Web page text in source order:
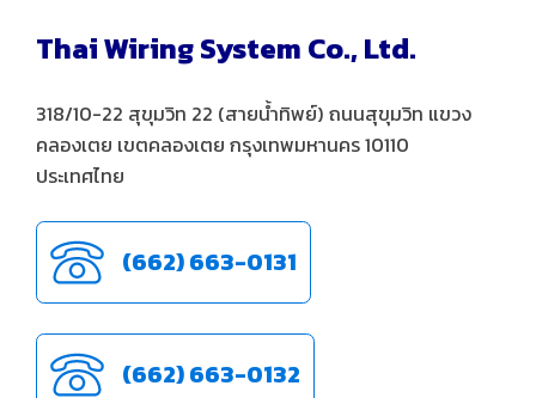
Thai Wiring System Co., Ltd.
318/10-22 สุขุมวิท 22 (สายน้ำทิพย์) ถนนสุขุมวิท แขวง
คลองเตย เขตคลองเตย กรุงเทพมหานคร 10110
ประเทศไทย
(662) 663-0131
(662) 663-0132